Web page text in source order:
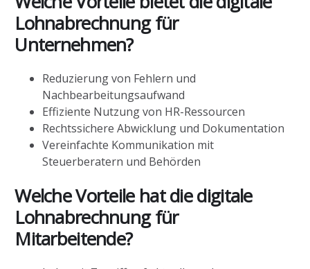
Lohnabrechnung für
Unternehmen?
Reduzierung von Fehlern und
Nachbearbeitungsaufwand
Effiziente Nutzung von HR-Ressourcen
Rechtssichere Abwicklung und Dokumentation
Vereinfachte Kommunikation mit
Steuerberatern und Behörden
Welche Vorteile hat die digitale
Lohnabrechnung für
Mitarbeitende?